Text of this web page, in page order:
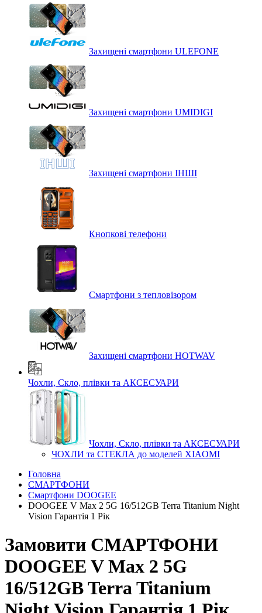
Захищені смартфони ULEFONE
Захищені смартфони UMIDIGI
Захищені смартфони ІНШІ
Кнопкові телефони
Смартфони з тепловізором
Захищені смартфони HOTWAV
Чохли, Скло, плівки та АКСЕСУАРИ
Чохли, Скло, плівки та АКСЕСУАРИ
ЧОХЛИ та СТЕКЛА до моделей XIAOMI
Головна
СМАРТФОНИ
Смартфони DOOGEE
DOOGEE V Max 2 5G 16/512GB Terra Titanium Night
Vision Гарантія 1 Рік
Замовити СМАРТФОНИ
DOOGEE V Max 2 5G
16/512GB Terra Titanium